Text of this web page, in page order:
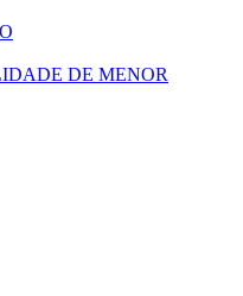
DE MENOR